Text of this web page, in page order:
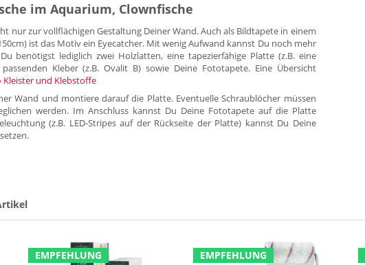
im Aquarium, Clownfische
nur zur vollflächigen Gestaltung Deiner Wand. Auch als Bildtapete in einem
ist das Motiv ein Eyecatcher. Mit wenig Aufwand kannst Du noch mehr
benötigst lediglich zwei Holzlatten, eine tapezierfähige Platte (z.B. eine
Kleber (z.B. Ovalit B) sowie Deine Fototapete. Eine Übersicht
Kleister und Klebstoffe
Wand und montiere darauf die Platte. Eventuelle Schraublöcher müssen
werden. Im Anschluss kannst Du Deine Fototapete auf die Platte
(z.B. LED-Stripes auf der Rückseite der Platte) kannst Du Deine
EMPFEHLUNG EMPFEHLUNG